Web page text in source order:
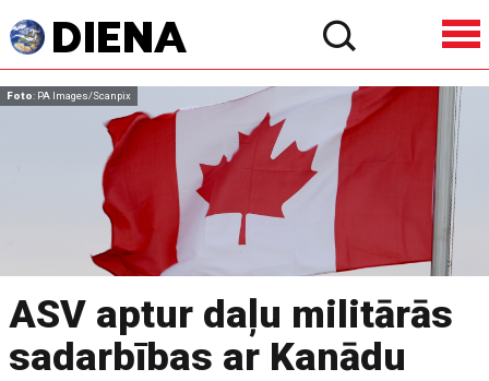
Foto: PA Images/Scanpix
ASV aptur daļu militārās
sadarbības ar Kanādu